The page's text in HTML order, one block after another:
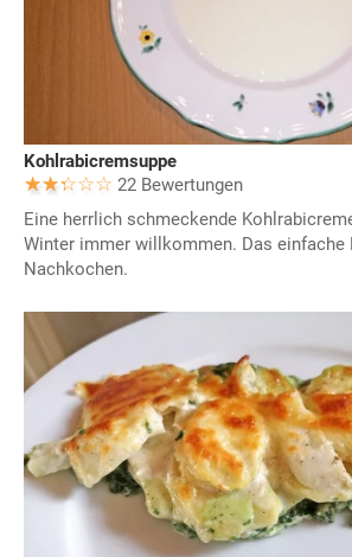
Kohlrabicremsuppe
22 Bewertungen
Eine herrlich schmeckende
Winter immer willkommen. Das einfache
Nachkochen.